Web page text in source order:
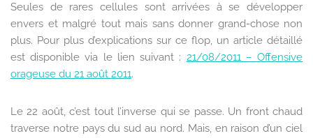
Seules de rares cellules sont arrivées à se développer
envers et malgré tout mais sans donner grand-chose non
plus. Pour plus d’explications sur ce flop, un article détaillé
est disponible via le lien suivant : 21/08/2011 – Offensive
orageuse du 21 août 2011.
Le 22 août, c’est tout l’inverse qui se passe. Un front chaud
traverse notre pays du sud au nord. Mais, en raison d’un ciel